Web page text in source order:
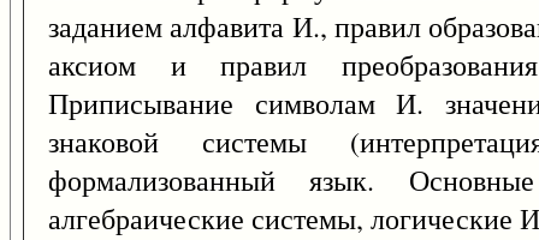
заданием алфавита И., правил
аксиом и правил
Приписывание символам И.
знаковой системы
формализованный язык.
алгебраические системы, логические